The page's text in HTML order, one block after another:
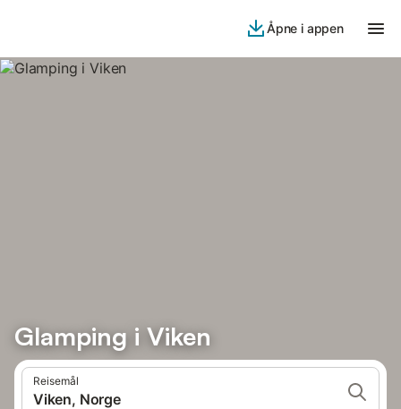
Åpne i appen
Glamping i Viken
Reisemål
Viken, Norge